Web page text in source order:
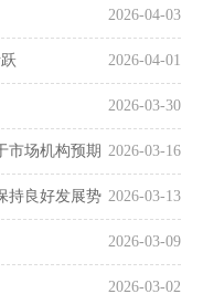
2026-04-03
2026-04-01
2026-03-30
2026-03-16
市场机构预期
2026-03-13
持良好发展势
2026-03-09
2026-03-02